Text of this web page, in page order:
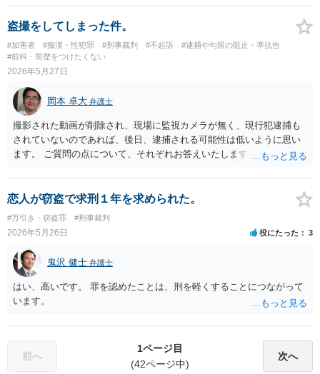
てください。弁護士はあなたの味方になって、今後の手続きをサポー
トしてくれますよ。まずはしっかり反省して、誠実に対応していきま
しょう。 参考になれば。
になるでしょう。 量刑相場については、裁判例を集めれば分かりま
す。裁判員事件を担当している弁護士であれば、致傷が無い不同意性
交罪の量刑を意識して事件処理をされているので、そういう弁護士に
尋ねるという方法があると思います。
盗撮をしてしまった件。
#加害者 #痴漢・性犯罪 #刑事裁判 #不起訴
#逮捕や勾留の阻止・準抗告
#前科・前歴をつけたくない
2026年5月27日
岡本 卓大 弁護士
撮影された動画が削除され、現場に監視カメラが無く、現行犯逮捕も
されていないのであれば、後日、逮捕される可能性は低いように思い
ます。 ご質問の点について、それぞれお答えいたします。 1. 被害届
防犯カメラや目撃証言などからあなただと特定されれば、警察から事
情聴取（任意同行）を求められる可能性はゼロではありません。ま
た、動画を削除したとのことですが、スマホを押収された場合、デー
タが復元されて証拠化されることもあります。ただ、今回の状況で
「逮捕（身柄拘束）」までされる例が多いかと言われれば、多くは無
いでしょう。 2. 連絡が来るまでの期間について 警察が動く場合、被
害届の提出からおおむね数週間〜3ヶ月以内に連絡が来ることが多いで
す。 3. 今後の心構えについて 盗撮行為は「性的姿態撮影罪」などが
新設され、厳罰化されています。もし今後、同じような事件を繰り返
せば、いつか必ず現行犯逮捕されることになります。また、万が一別
の事件で検挙された際、今回の件が余罪として捜査されるリスクもあ
ります。 二度とこのような行為をしないよう、強く反省して生活して
ください。もしご自身だけで行動を抑えるのが難しいと感じる場合
は、専門の医療機関やカウンセリングを受診することをお勧めしま
恋人が窃盗で求刑１年を求められた。
#万引き・窃盗罪 #刑事裁判
2026年5月26日 役にたった 3
鬼沢 健士 弁護士
はい、高いです。 罪を認めたことは、刑を軽くすることにつながって
います。
前へ
1ページ目
(42ページ中)
次へ